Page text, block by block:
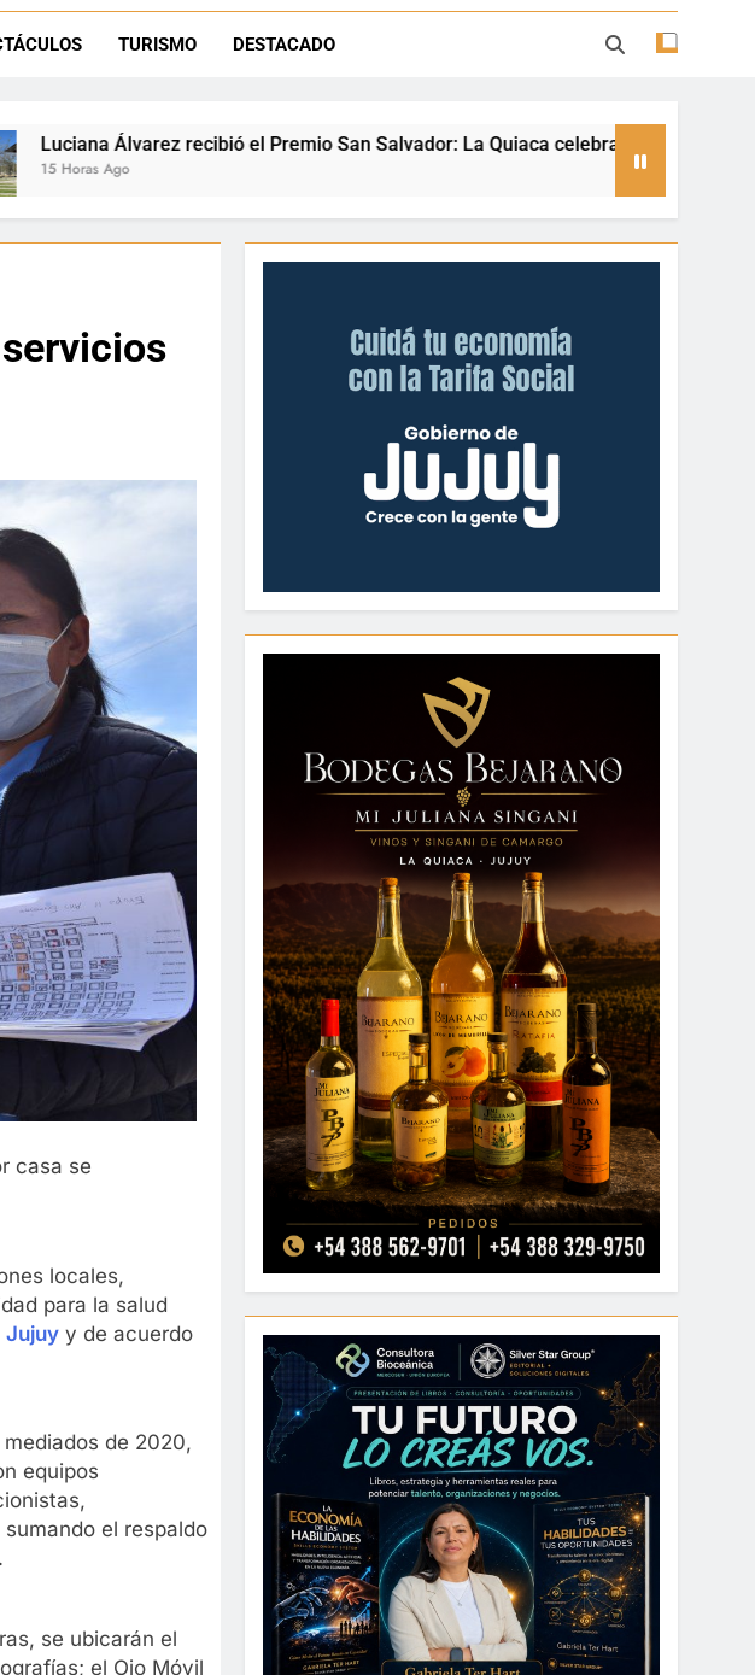
una gran celebración con juegos, espectáculos y regalos
TURISMO DESTACADO
el Premio San Salvador: La Quiaca celebra a una referente nacional del taekwondo
casa se
locales,
para la salud
Jujuy y de acuerdo
de 2020,
equipos
el respaldo
se ubicarán el
el Ojo Móvil